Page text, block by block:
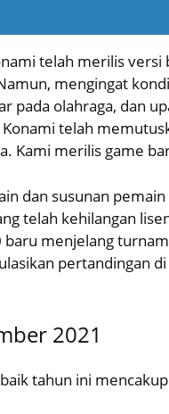
telah merilis versi
mengingat
pada olahraga, dan
telah
Kami merilis game
dan susunan
telah kehilangan
baru menjelang
pertandingan
2021
tahun ini